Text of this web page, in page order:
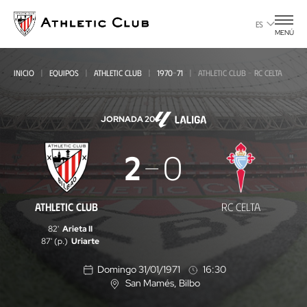
contenido
principal
ES
MENÚ
INICIO EQUIPOS ATHLETIC CLUB 1970-71 ATHLETIC CLUB - RC CELTA
JORNADA 20
Athletic
Club
-
RC
Celta
ATHLETIC CLUB
2 0
RC CELTA
82' Arieta II
87' (p.) Uriarte
Domingo 31/01/1971
16:30
U
San Mamés, Bilbo